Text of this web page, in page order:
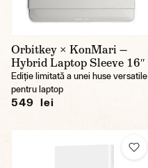
Orbitkey × KonMari —
Hybrid Laptop Sleeve 16″
Ediție limitată a unei huse versatile
pentru laptop
549 lei